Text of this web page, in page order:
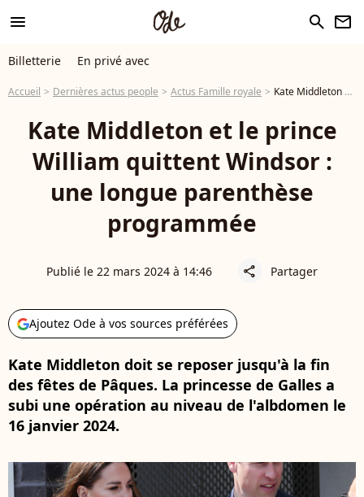
menu search newsletter
Billetterie En privé avec
Accueil Dernières actus people Actus Famille royale Kate Middleton et le prince William quittent Windsor : une longue parenthèse programmée
Kate Middleton et le prince
William quittent Windsor :
une longue parenthèse
programmée
Publié le 22 mars 2024 à 14:46 share Partager
Ajoutez Ode à vos sources préférées
Kate Middleton doit se reposer jusqu'à la fin
des fêtes de Pâques. La princesse de Galles a
subi une opération au niveau de l'albdomen le
16 janvier 2024.